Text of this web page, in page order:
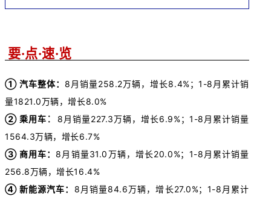
要·点·速·览
➀ 汽车整体： 8 月销量258.2万辆，增长8.4%；1-8月 累计销
量1821.0万辆，增长8.0%
➁ 乘用车 ： 8 月销量227.3万辆，增长6.9%；1-8月 累计销量
1564.3万辆，增长6.7%
➂ 商用车：8 月销量31.0万辆，增长20.0%；1-8月 累计销量
256.8万辆，增长16.4%
➃ 新能源汽车： 8 月销量84.6万辆，增长27.0%； 1-8月 累计